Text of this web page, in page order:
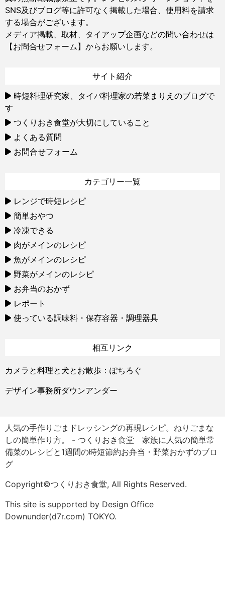
SNS及びブログ等に許可なく掲載した場合、使用料を請求
する場合がございます。
メディア掲載、取材、タイアップ企画などの問い合わせは
【お問合せフォーム】 からお願いします。
サイト紹介
時短料理研究家、タイパ料理家の若菜まりえのブログで
す
つくりおき食堂が大切にしていること
よくある質問
お問合せフォーム
カテゴリー一覧
レンジで時短レシピ
簡単おやつ
冷凍できる
肉がメインのレシピ
魚がメインのレシピ
野菜がメインのレシピ
お弁当のおかず
レポート
使っている調味料・保存容器・調理器具
相互リンク
カメラと料理と犬とお散歩：ぽちろぐ
デザイン事務所ダウンアンダー
人気の手作りごまドレッシングの再現レシピ。ねりごまな
しの簡単作り方。 - つくりおき食堂 家族に人気の簡単常
備菜のレシピと1週間の時短節約お弁当・野菜おかずのブロ
グ
Copyright©つくりおき食堂, All Rights Reserved.
This site is supported by Design Office
Downunder(d7r.com) TOKYO.